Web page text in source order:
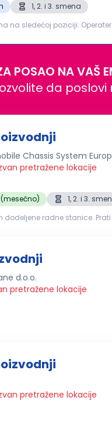
1, 2. i 3. smena
na sledećoj poziciji:
POSAO NA VAŠ
da poslovi
Chassis System
pretražene lokacije
(mesečno) 1, 2. i 3.
dodeljene radne stanice.
d.o.o.
pretražene lokacije
pretražene lokacije